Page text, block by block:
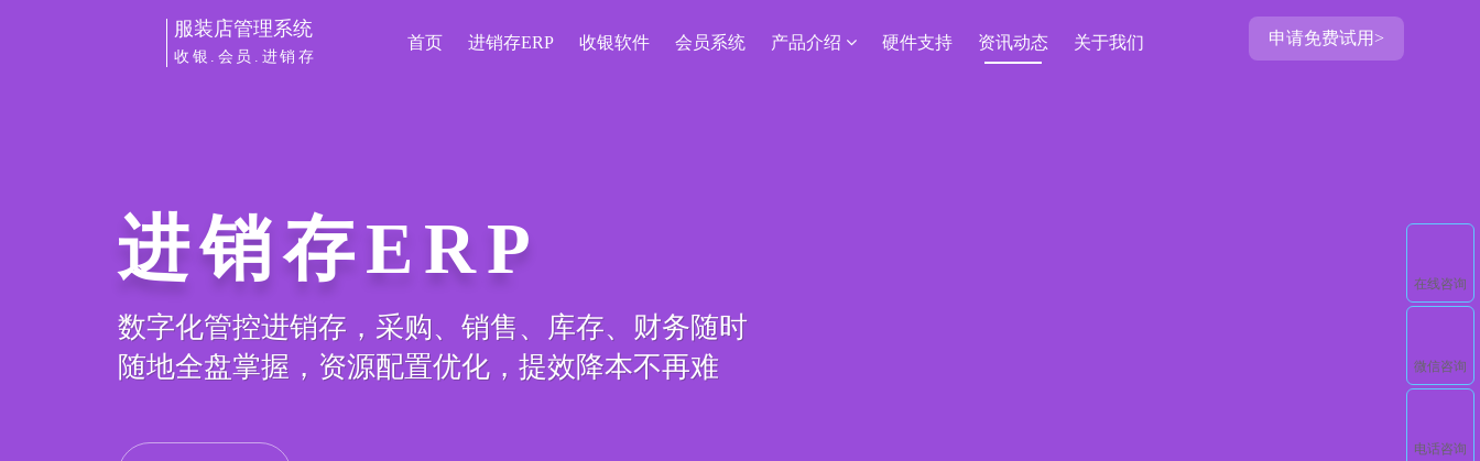
申请免费试用>
服装店管理系统
收银.会员.进销存
首页 进销存ERP 收银软件 会员系统 产品介绍 硬件支持 资讯动态 关于我们
进销存ERP
数字化管控进销存，采购、销售、库存、财务随时
随地全盘掌握，资源配置优化，提效降本不再难
在线咨询
微信咨询
电话咨询